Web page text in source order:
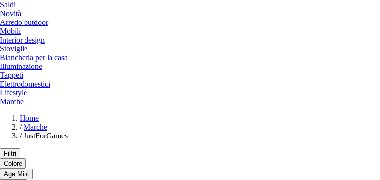
Saldi
Novità
Arredo outdoor
Mobili
Interior design
Stoviglie
Biancheria per la casa
Illuminazione
Tappeti
Elettrodomestici
Lifestyle
Marche
Home
/ Marche
/ JustForGames
Filtri
Colore
Age Mini